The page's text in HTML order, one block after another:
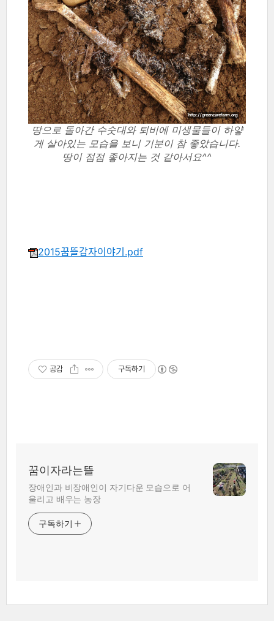
땅으로 돌아간 수숫대와 퇴비에 미생물들이 하얗
게 살아있는 모습을 보니 기분이 참 좋았습니다.
땅이 점점 좋아지는 것 같아서요^^
2015꿈뜰감자이야기.pdf
공감 구독하기
꿈이자라는뜰
장애인과 비장애인이 자기다운 모습으로 어
울리고 배우는 농장
구독하기